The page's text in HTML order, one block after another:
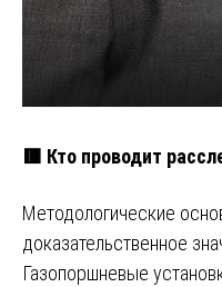
🟥 Кто проводит
Методологические
доказательственное
Газопоршневые